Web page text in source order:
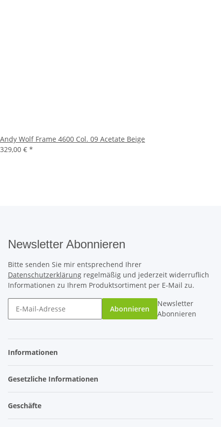
Andy Wolf Frame 4600 Col. 09 Acetate Beige
329,00 € *
Newsletter Abonnieren
Bitte senden Sie mir entsprechend Ihrer
Datenschutzerklärung regelmäßig und jederzeit widerruflich
Informationen zu Ihrem Produktsortiment per E-Mail zu.
Abonnieren
Newsletter
Abonnieren
Informationen
Gesetzliche Informationen
Geschäfte